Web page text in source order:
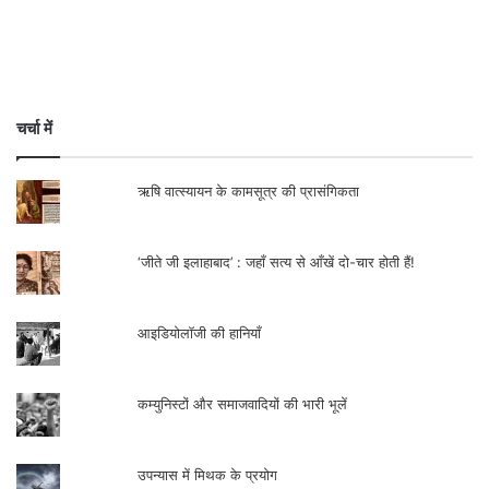
.
चर्चा में
ऋषि वात्स्यायन के कामसूत्र की प्रासंगिकता
‘जीते जी इलाहाबाद’ : जहाँ सत्य से आँखें दो-चार होती हैं!
आइडियोलॉजी की हानियाँ
कम्युनिस्टों और समाजवादियों की भारी भूलें
उपन्यास में मिथक के प्रयोग